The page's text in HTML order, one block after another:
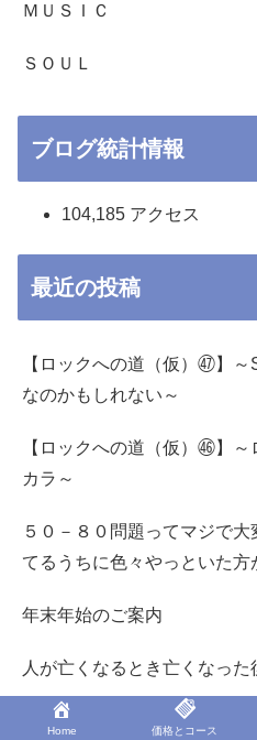
ＭＵＳＩＣ
ＳＯＵＬ
ブログ統計情報
104,185 アクセス
最近の投稿
【ロックへの道（仮）㊼】
なのかもしれない～
【ロックへの道（仮）㊻】
カラ～
５０－８０問題ってマジで
てるうちに色々やっといた方
年末年始のご案内
人が亡くなるとき亡くなっ
Home 価格とコース